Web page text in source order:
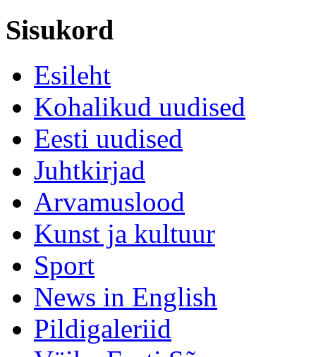
Sisukord
Esileht
Kohalikud uudised
Eesti uudised
Juhtkirjad
Arvamuslood
Kunst ja kultuur
Sport
News in English
Pildigaleriid